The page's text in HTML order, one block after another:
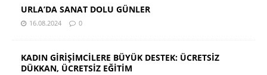
URLA’DA SANAT DOLU GÜNLER
16.08.2024 0
KADIN GİRİŞİMCİLERE BÜYÜK DESTEK: ÜCRETSİZ
DÜKKAN, ÜCRETSİZ EĞİTİM